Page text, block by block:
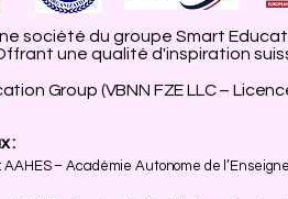
société du groupe Smart
une qualité d'inspiration
Group (VBNN FZE LLC –
:
– Académie Autonome de